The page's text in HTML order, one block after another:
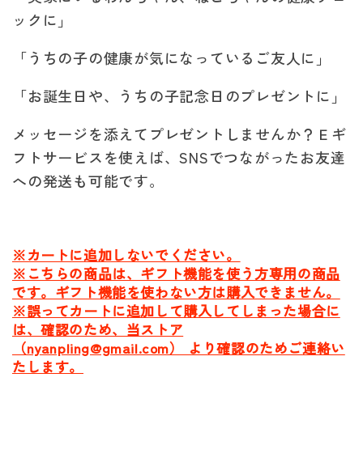
ックに」
「うちの子の健康が気になっているご友人に」
「お誕生日や、うちの子記念日のプレゼントに」
メッセージを添えてプレゼントしませんか？Ｅギ
フトサービスを使えば、SNSでつながったお友達
への発送も可能です。
※カートに追加しないでください。
※こちらの商品は、ギフト機能を使う方専用の商品
です。ギフト機能を使わない方は購入できません。
※誤ってカートに追加して購入してしまった場合に
は、確認のため、当ストア
（nyanpling@gmail.com） より確認のためご連絡い
たします。